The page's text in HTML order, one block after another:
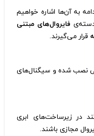
به آن‌ها اشاره خواهیم
فایروال‌های مبتنی
قرار می‌گیرند.
نصب شده و سیگنال‌های
در زیرساخت‌های ابری
مجازی باشند.